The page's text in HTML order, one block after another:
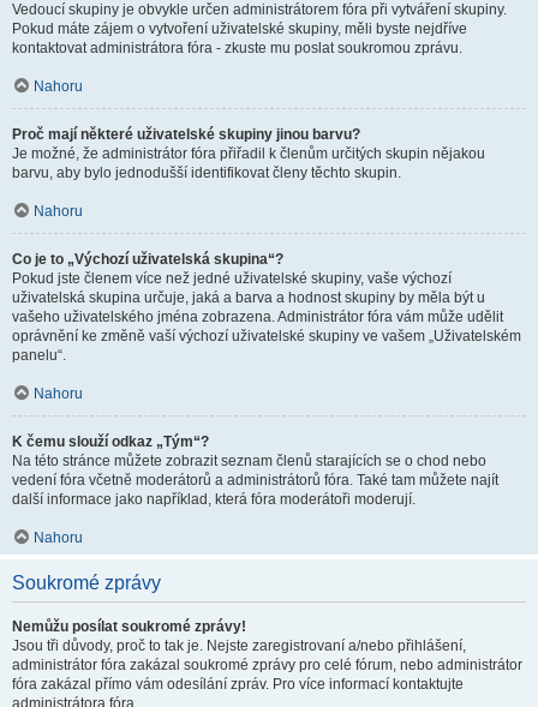
Vedoucí skupiny je obvykle určen administrátorem fóra při vytváření skupiny.
Pokud máte zájem o vytvoření uživatelské skupiny, měli byste nejdříve
kontaktovat administrátora fóra - zkuste mu poslat soukromou zprávu.
Nahoru
Proč mají některé uživatelské skupiny jinou barvu?
Je možné, že administrátor fóra přiřadil k členům určitých skupin nějakou
barvu, aby bylo jednodušší identifikovat členy těchto skupin.
Nahoru
Co je to „Výchozí uživatelská skupina“?
Pokud jste členem více než jedné uživatelské skupiny, vaše výchozí
uživatelská skupina určuje, jaká a barva a hodnost skupiny by měla být u
vašeho uživatelského jména zobrazena. Administrátor fóra vám může udělit
oprávnění ke změně vaší výchozí uživatelské skupiny ve vašem „Uživatelském
panelu“.
Nahoru
K čemu slouží odkaz „Tým“?
Na této stránce můžete zobrazit seznam členů starajících se o chod nebo
vedení fóra včetně moderátorů a administrátorů fóra. Také tam můžete najít
další informace jako například, která fóra moderátoři moderují.
Nahoru
Soukromé zprávy
Nemůžu posílat soukromé zprávy!
Jsou tři důvody, proč to tak je. Nejste zaregistrovaní a/nebo přihlášení,
administrátor fóra zakázal soukromé zprávy pro celé fórum, nebo administrátor
fóra zakázal přímo vám odesílání zpráv. Pro více informací kontaktujte
administrátora fóra.